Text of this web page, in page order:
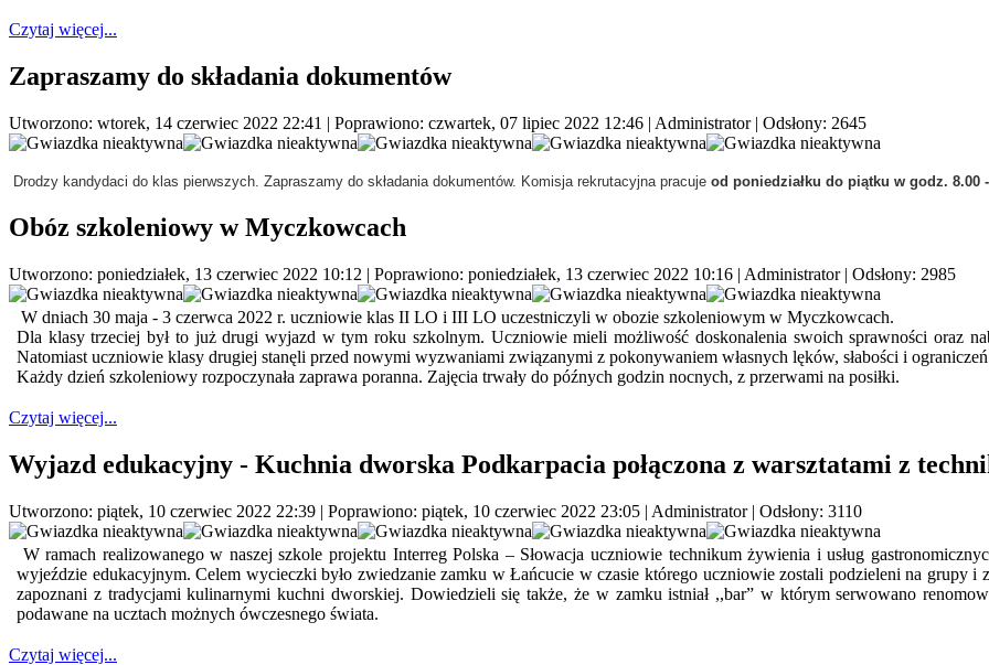
Czytaj więcej...
Zapraszamy do składania dokumentów
Utworzono: wtorek, 14 czerwiec 2022 22:41 | Poprawiono: czwartek, 07 lipiec 2022 12:46 | Administrator| Odsłony: 2645
Drodzy kandydaci do klas pierwszych. Zapraszamy do składania dokumentów. Komisja rekrutacyjna pracuje od poniedziałku do piątku w godz. 8.00
Obóz szkoleniowy w Myczkowcach
Utworzono: poniedziałek, 13 czerwiec 2022 10:12 | Poprawiono: poniedziałek, 13 czerwiec 2022 10:16 | Administrator| Odsłony: 2985
W dniach 30 maja - 3 czerwca 2022 r. uczniowie klas II LO i III LO uczestniczyli w obozie szkoleniowym w Myczkowcach.
Dla klasy trzeciej był to już drugi wyjazd w tym roku szkolnym. Uczniowie mieli możliwość doskonalenia swoich sprawności oraz
Natomiast uczniowie klasy drugiej stanęli przed nowymi wyzwaniami związanymi z pokonywaniem własnych lęków, słabości i
Każdy dzień szkoleniowy rozpoczynała zaprawa poranna. Zajęcia trwały do późnych godzin nocnych, z przerwami na posiłki.
Czytaj więcej...
Wyjazd edukacyjny - Kuchnia dworska Podkarpacia połączona z warsztatami z
Utworzono: piątek, 10 czerwiec 2022 22:39 | Poprawiono: piątek, 10 czerwiec 2022 23:05 | Administrator| Odsłony: 3110
W ramach realizowanego w naszej szkole projektu Interreg Polska – Słowacja uczniowie technikum żywienia i usług
wyjeździe edukacyjnym. Celem wycieczki było zwiedzanie zamku w Łańcucie w czasie którego uczniowie zostali podzieleni na grupy i
zapoznani z tradycjami kulinarnymi kuchni dworskiej. Dowiedzieli się także, że w zamku istniał ,,bar” w którym serwowano
podawane na ucztach możnych ówczesnego świata.
Czytaj więcej...